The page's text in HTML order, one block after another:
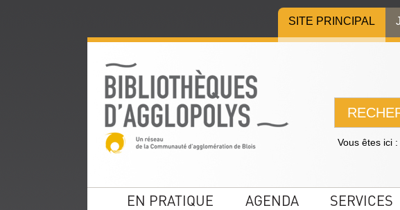
menu
contenu
la
SITE PRINCIPAL
Vous êtes ici :
EN PRATIQUE AGENDA SERVICES